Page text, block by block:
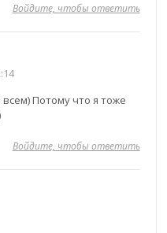
Войдите, чтобы ответить
Потому что я тоже
Войдите, чтобы ответить